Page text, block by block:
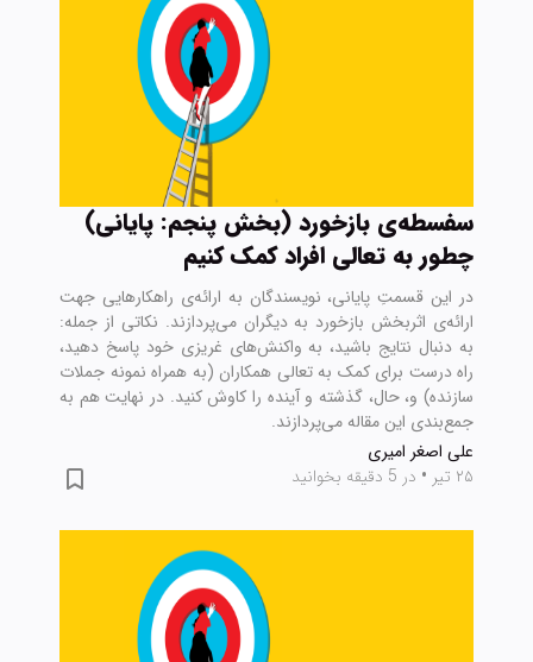
سفسطه‌ی بازخورد (بخش پنجم: پایانی)
چطور به تعالی افراد کمک کنیم
در این قسمتِ پایانی، نویسندگان به ارائه‌ی راهکارهایی جهت
ارائه‌ی اثربخش بازخورد به دیگران می‌پردازند. نکاتی از جمله:
به دنبال نتایج باشید، به واکنش‌های غریزی خود پاسخ دهید،
راه درست برای کمک به تعالی همکاران (به همراه نمونه جملات
سازنده) و، حال، گذشته و آینده را کاوش کنید. در نهایت هم به
جمع‌بندی این مقاله می‌پردازند.
علی اصغر امیری
۲۵ تیر
• در 5 دقیقه بخوانید